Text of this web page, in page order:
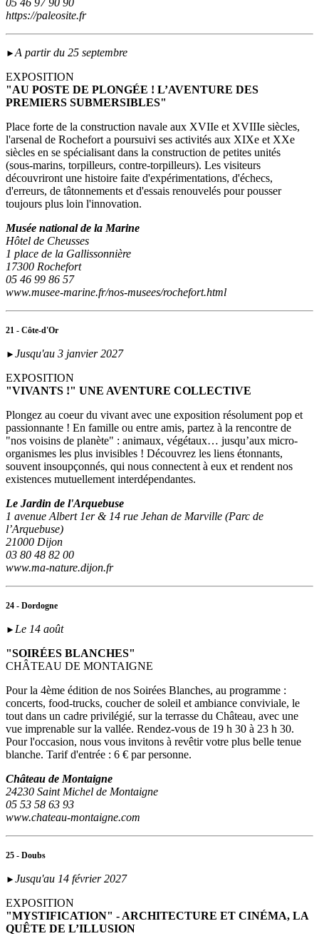
05 46 97 90 90
https://paleosite.fr
►A partir du 25 septembre
EXPOSITION
"AU POSTE DE PLONGÉE ! L’AVENTURE DES
PREMIERS SUBMERSIBLES"
Place forte de la construction navale aux XVIIe et XVIIIe siècles,
l'arsenal de Rochefort a poursuivi ses activités aux XIXe et XXe
siècles en se spécialisant dans la construction de petites unités
(sous‑marins, torpilleurs, contre-torpilleurs). Les visiteurs
découvriront une histoire faite d'expérimentations, d'échecs,
d'erreurs, de tâtonnements et d'essais renouvelés pour pousser
toujours plus loin l'innovation.
Musée national de la Marine
Hôtel de Cheusses
1 place de la Gallissonnière
17300 Rochefort
05 46 99 86 57
www.musee-marine.fr/nos-musees/rochefort.html
21 - Côte-d'Or
► Jusqu'au 3 janvier 2027
EXPOSITION
"VIVANTS !" UNE AVENTURE COLLECTIVE
Plongez au coeur du vivant avec une exposition résolument pop et
passionnante ! En famille ou entre amis, partez à la rencontre de
"nos voisins de planète" : animaux, végétaux… jusqu’aux micro-
organismes les plus invisibles ! Découvrez les liens étonnants,
souvent insoupçonnés, qui nous connectent à eux et rendent nos
existences mutuellement interdépendantes.
Le Jardin de l'Arquebuse
1 avenue Albert 1er & 14 rue Jehan de Marville (Parc de
l’Arquebuse)
21000 Dijon
03 80 48 82 00
www.ma-nature.dijon.fr
24 - Dordogne
► Le 14 août
"SOIRÉES BLANCHES"
CHÂTEAU DE MONTAIGNE
Pour la 4ème édition de nos Soirées Blanches, au programme :
concerts, food-trucks, coucher de soleil et ambiance conviviale, le
tout dans un cadre privilégié, sur la terrasse du Château, avec une
vue imprenable sur la vallée. Rendez-vous de 19 h 30 à 23 h 30.
Pour l'occasion, nous vous invitons à revêtir votre plus belle tenue
blanche. Tarif d'entrée : 6 € par personne.
Château de Montaigne
24230 Saint Michel de Montaigne
05 53 58 63 93
www.chateau-montaigne.com
25 - Doubs
► Jusqu'au 14 février 2027
EXPOSITION
"MYSTIFICATION" - ARCHITECTURE ET CINÉMA, LA
QUÊTE DE L’ILLUSION